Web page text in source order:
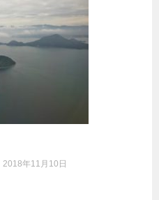
2018年11月10日